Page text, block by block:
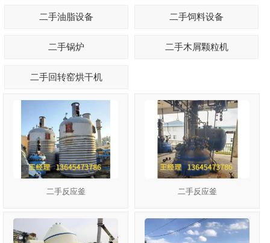
二手油脂设备 二手饲料设备
二手锅炉 二手木屑颗粒机
二手回转窑烘干机
二手反应釜 二手反应釜